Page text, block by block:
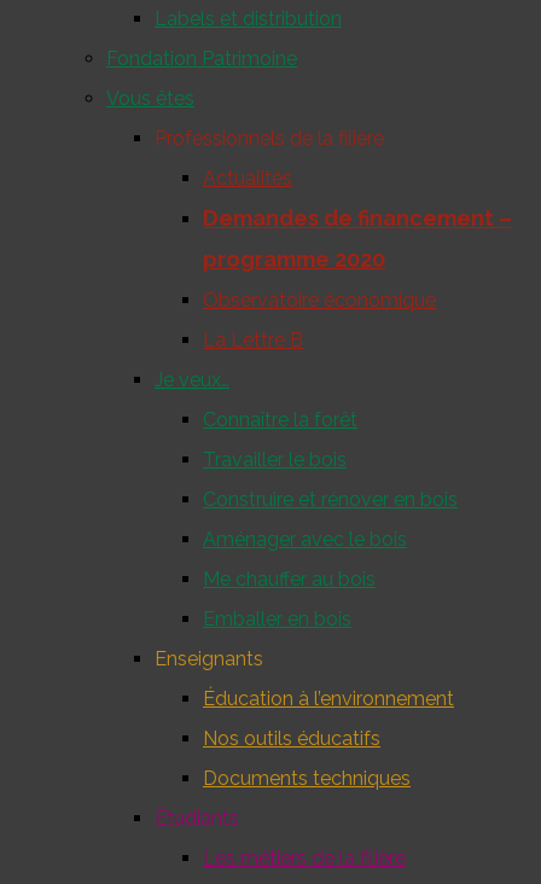
Labels et distribution
Fondation Patrimoine
Vous êtes
Professionnels de la filière
Actualités
Demandes de financement –
programme 2020
Observatoire économique
La Lettre B
Je veux…
Connaître la forêt
Travailler le bois
Construire et rénover en bois
Aménager avec le bois
Me chauffer au bois
Emballer en bois
Enseignants
Éducation à l’environnement
Nos outils éducatifs
Documents techniques
Étudiants
Les métiers de la filière